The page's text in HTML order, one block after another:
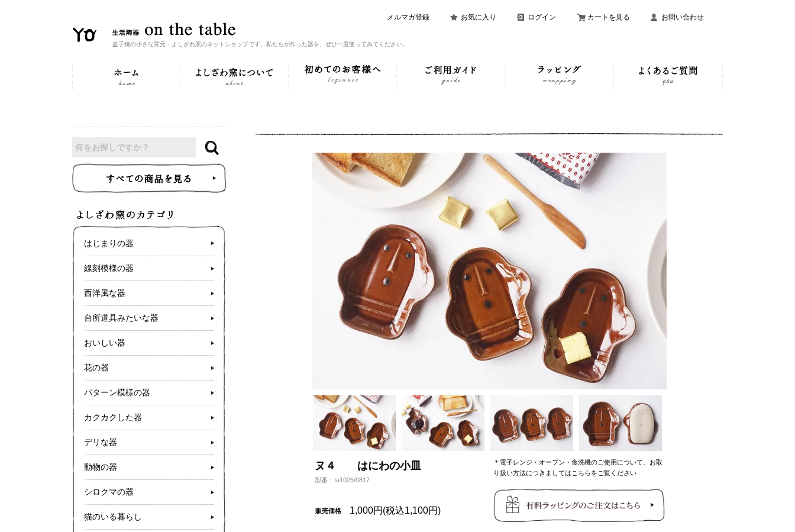
メルマガ登録 お気に入り ログイン カートを見る お問い合わせ
益子焼の小さな窯元・よしざわ窯のネットショップです。私たちが作った器を、ぜひ一度使ってみてください。
ヌ４ はにわの小皿
型番：ta1025/0817
販売価格 1,000円(税込1,100円)
＊電子レンジ・オーブン・食洗機のご使用について、お取
り扱い方法につきましてはこちらをご覧ください
はじまりの器
線刻模様の器
西洋風な器
台所道具みたいな器
おいしい器
花の器
パターン模様の器
カクカクした器
デリな器
動物の器
シロクマの器
猫のいる暮らし